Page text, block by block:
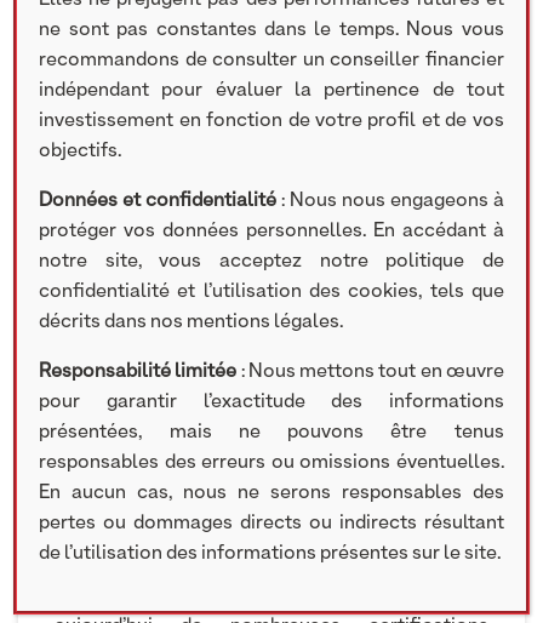
ACTUALITÉS
« La Cartonnerie Moderne mise sur un contexte
environnemental porteur pour doubler sa
production. Spécialiste des emballages […], la
PME vient de lever 4 millions auprès de la société
de gestion NextStage AM pour trouver de
métiers de bouche. » Les Echos, Paul Molga, 10
novembre 2023.
Le groupe Cartonnerie Moderne s’est imposé
parmi les leaders indépendants de la fabrication
d’emballages éco-responsables pour les métiers
de produits, allant de la boîte au sachet en
ne sont pas constantes dans le temps. Nous vous
recommandons de consulter un conseiller financier
indépendant pour évaluer la pertinence de tout
investissement en fonction de votre profil et de vos
objectifs.
Données et confidentialité : Nous nous engageons à
protéger vos données personnelles. En accédant à
notre site, vous acceptez notre politique de
confidentialité et l’utilisation des cookies, tels que
décrits dans nos mentions légales.
Responsabilité limitée : Nous mettons tout en œuvre
pour garantir l’exactitude des informations
présentées, mais ne pouvons être tenus
responsables des erreurs ou omissions éventuelles.
En aucun cas, nous ne serons responsables des
pertes ou dommages directs ou indirects résultant
de l’utilisation des informations présentes sur le site.